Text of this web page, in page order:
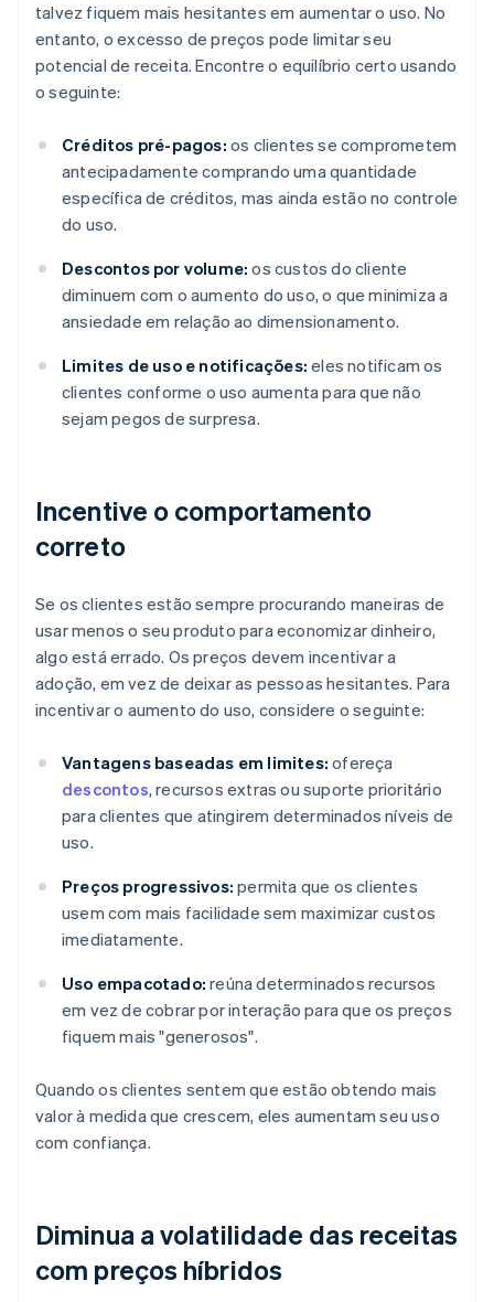
talvez fiquem mais hesitantes em aumentar o uso. No
entanto, o excesso de preços pode limitar seu
potencial de receita. Encontre o equilíbrio certo usando
o seguinte:
Créditos pré-pagos: os clientes se comprometem
antecipadamente comprando uma quantidade
específica de créditos, mas ainda estão no controle
do uso.
Descontos por volume: os custos do cliente
diminuem com o aumento do uso, o que minimiza a
ansiedade em relação ao dimensionamento.
Limites de uso e notificações: eles notificam os
clientes conforme o uso aumenta para que não
sejam pegos de surpresa.
Incentive o comportamento
correto
Se os clientes estão sempre procurando maneiras de
usar menos o seu produto para economizar dinheiro,
algo está errado. Os preços devem incentivar a
adoção, em vez de deixar as pessoas hesitantes. Para
incentivar o aumento do uso, considere o seguinte:
Vantagens baseadas em limites: ofereça
descontos, recursos extras ou suporte prioritário
para clientes que atingirem determinados níveis de
uso.
Preços progressivos: permita que os clientes
usem com mais facilidade sem maximizar custos
imediatamente.
Uso empacotado: reúna determinados recursos
em vez de cobrar por interação para que os preços
fiquem mais "generosos".
Quando os clientes sentem que estão obtendo mais
valor à medida que crescem, eles aumentam seu uso
com confiança.
Diminua a volatilidade das receitas
com preços híbridos